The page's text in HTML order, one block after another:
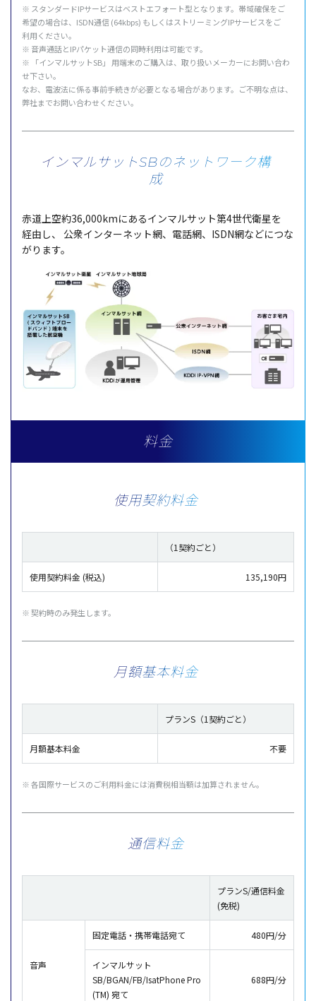
※ スタンダードIPサービスはベストエフォート型となります。 帯域確保をご
希望の場合は、ISDN通信(64kbps) もしくはストリーミングIPサービスをご
利用ください。
※ 音声通話とIPパケット通信の同時利用は可能です。
※ 「インマルサットSB」 用端末のご購入は、取り扱い メーカーにお問い合わ
せ下さい。
なお、 電波法に係る事前手続きが必要となる場合があります。ご不明な点は、
弊社までお問い合わせください。
インマルサットSBのネットワーク構
成
赤道上空約36,000kmにあるインマルサット第4世代衛星を
経由 し、 公衆インターネット網、 電話網、ISDN網などにつな
がります。
料金
使用契約料金
（1契約ごと）
使用契約料金 (税込) 135,190円
※ 契約時のみ発生します。
月額基本料金
プランS（1契約ごと）
月額基本料金 不要
※ 各国際サービスのご利用料金には消費税相当額は加算されません。
通信料金
プランS/通信料金
(免税)
音声
固定電話・携帯電話宛て 480円/分
インマルサット
SB/BGAN/FB/IsatPhone Pro
(TM) 宛て
688円/分